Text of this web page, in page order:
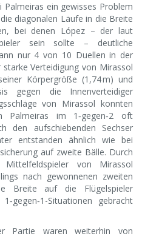
ein gewisses Problem
diagonalen Läufe in die Breite
bei denen López – der laut
sein sollte – deutliche
nur 4 von 10 Duellen in der
Verteidigung von Mirassol
Körpergröße (1,74 m) und
gegen die Innenverteidiger
von Mirassol konnten
Palmeiras im 1‑gegen‑2 oft
den aufschiebenden Sechser
entstanden ähnlich wie bei
auf zweite Bälle. Durch
von Mirassol
nach gewonnenen zweiten
auf die Flügelspieler
Situationen gebracht
Partie waren weiterhin von